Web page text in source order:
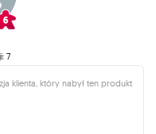
7
klienta, który nabył ten produkt